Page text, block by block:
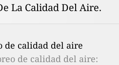
La Calidad Del Aire.
de calidad del aire
de calidad del aire: